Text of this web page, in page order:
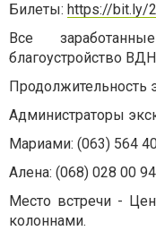
Билеты: https://bit.ly/
Все
благоустройство
Продолжительность
Администраторы
Мариами: (063) 564
Алена: (068) 028 00 94
Место встречи -
колоннами.